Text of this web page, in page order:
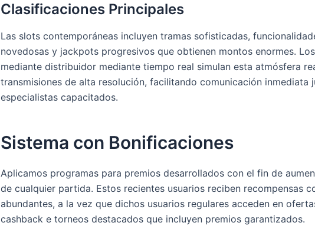
Clasificaciones Principales
Las slots contemporáneas incluyen tramas sofisticadas,
novedosas y jackpots progresivos que obtienen montos enormes.
mediante distribuidor mediante tiempo real simulan esta atmósfera
transmisiones de alta resolución, facilitando comunicación inmediata
especialistas capacitados.
Sistema con Bonificaciones
Aplicamos programas para premios desarrollados con el fin de
de cualquier partida. Estos recientes usuarios reciben recompensas
abundantes, a la vez que dichos usuarios regulares acceden en
cashback e torneos destacados que incluyen premios garantizados.